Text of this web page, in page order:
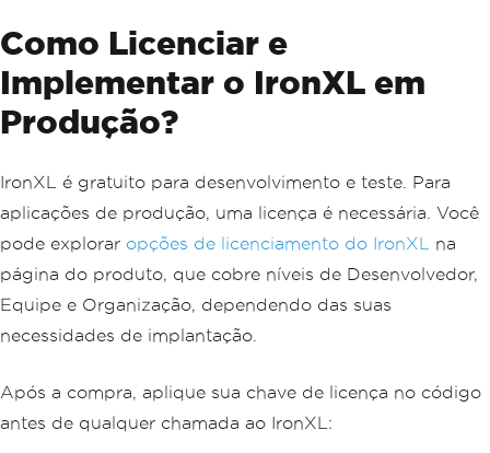
Como Licenciar e
Implementar o IronXL em
Produção?
IronXL é gratuito para desenvolvimento e teste. Para
aplicações de produção, uma licença é necessária. Você
pode explorar opções de licenciamento do IronXL
na
página do produto, que cobre níveis de Desenvolvedor,
Equipe e Organização, dependendo das suas
necessidades de implantação.
Após a compra, aplique sua chave de licença no código
antes de qualquer chamada ao IronXL: